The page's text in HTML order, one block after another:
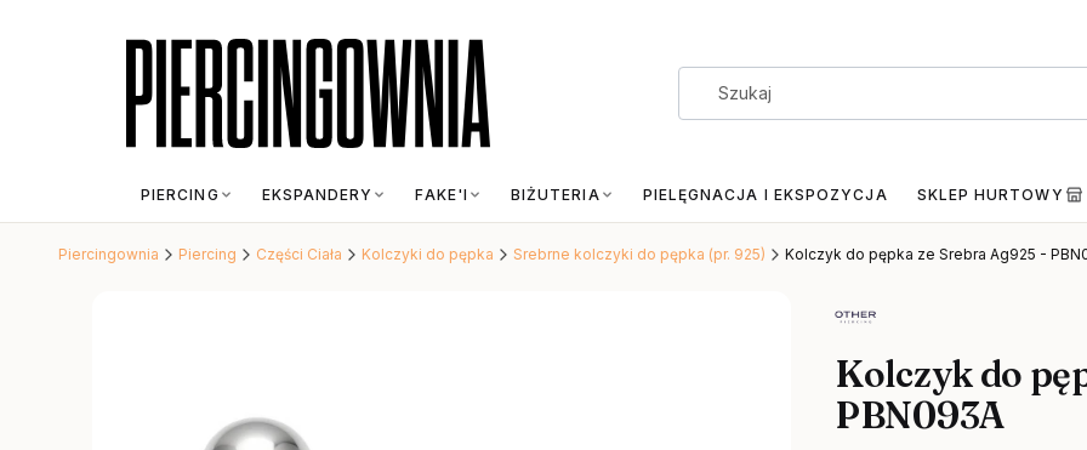
PIERCING EKSPANDERY FAKE'I BIŻUTERIA PIELĘGNACJA I EKSPOZYCJA SKLEP HURTOWY
Piercingownia Piercing Części Ciała Kolczyki do pępka Srebrne kolczyki do pępka (pr. 925) Kolczyk do pępka ze Srebra Ag925 -
Kolczyk do
PBN093A